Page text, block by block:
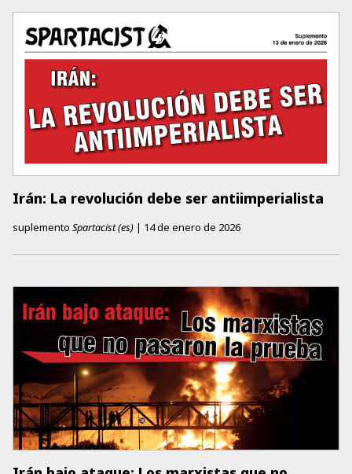
Irán: La revolución debe ser antiimperialista
suplemento Spartacist (es) | 14 de enero de 2026